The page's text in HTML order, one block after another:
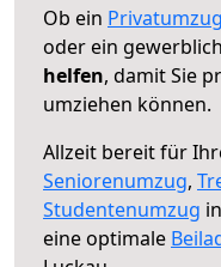
Ob ein Privatumzug
oder ein
helfen, damit Sie
umziehen können.
Allzeit bereit für
Seniorenumzug,
Studentenumzug
eine optimale